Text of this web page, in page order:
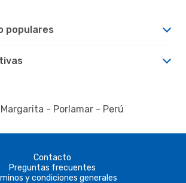
populares
- Porlamar - Perú
Contacto
Preguntas frecuentes
y condiciones generales